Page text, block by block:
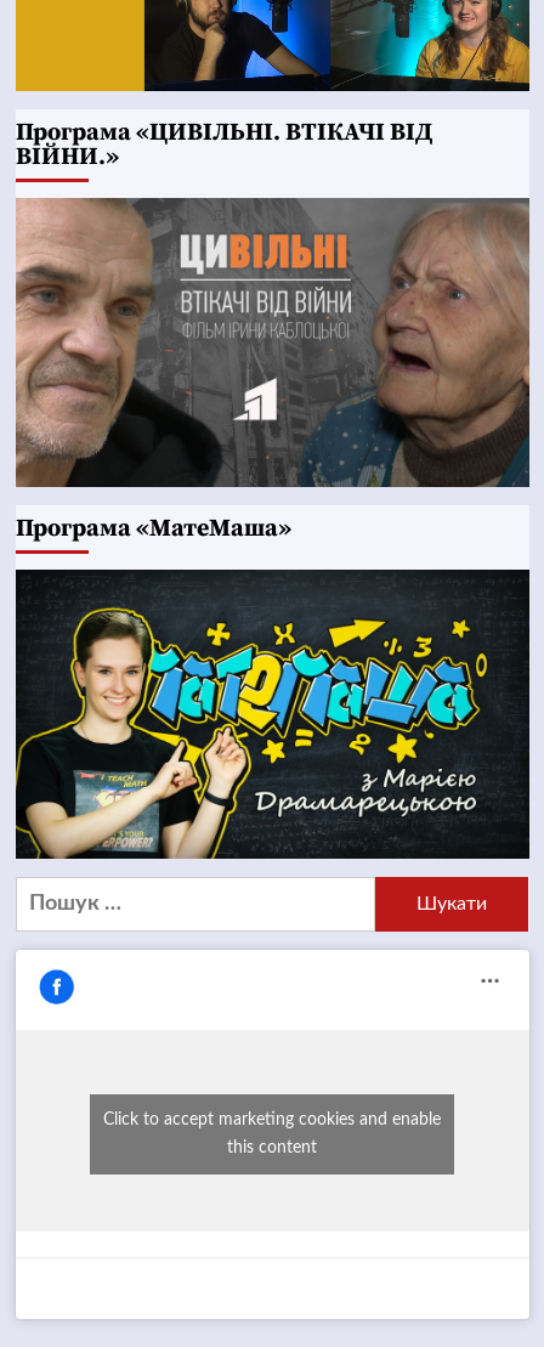
Програма «ЦИВІЛЬНІ. ВТІКАЧІ ВІД
ВІЙНИ.»
Програма «МатеМаша»
Пошук:
Click to accept marketing cookies and enable
this content